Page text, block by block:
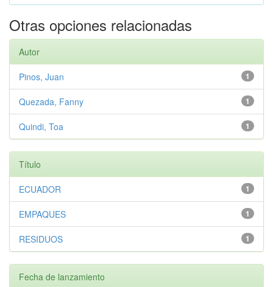
Otras opciones relacionadas
Autor
1
Pinos, Juan
1
Quezada, Fanny
1
Quindi, Toa
Título
1
ECUADOR
1
EMPAQUES
1
RESIDUOS
Fecha de lanzamiento